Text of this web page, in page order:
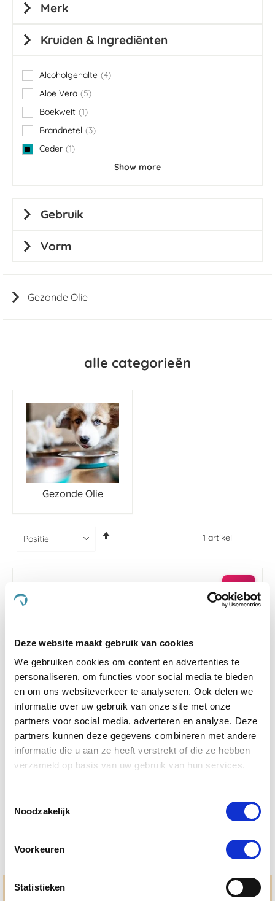
Deze website maakt gebruik van cookies
We gebruiken cookies om content en advertenties te
personaliseren, om functies voor social media te bieden
en om ons websiteverkeer te analyseren. Ook delen we
informatie over uw gebruik van onze site met onze
partners voor social media, adverteren en analyse. Deze
partners kunnen deze gegevens combineren met andere
informatie die u aan ze heeft verstrekt of die ze hebben
verzameld op basis van uw gebruik van hun services.
Noodzakelijk
Voorkeuren
Statistieken
alle categorieën
Gezonde Olie
1 artikel
-5 %
4.5
star
rating
33 Beoordelingen
Herbimals Vachtspray 250 ml (voorheen
Silverlinde)
Hulp en advies nodig?
Gezonde Olie
Merk
Kruiden & Ingrediënten
Alcoholgehalte 4
items
Aloe Vera
5
items
Boekweit 1
item
Brandnetel
3
items
Ceder 1
item
Show more
Gebruik
Vorm